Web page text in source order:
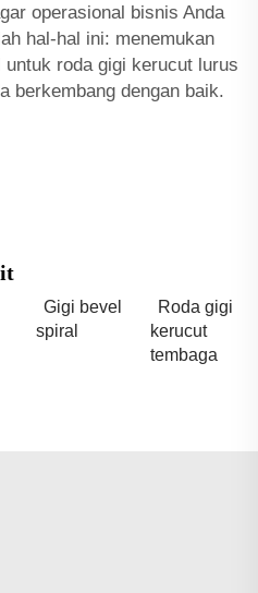
operasional bisnis Anda
hal-hal ini: menemukan
roda gigi kerucut lurus
berkembang dengan baik.
Gigi bevel
spiral
Roda gigi
kerucut
tembaga